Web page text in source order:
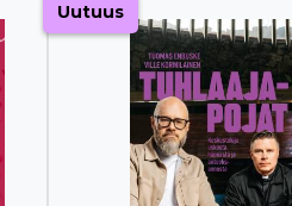
Uutuus